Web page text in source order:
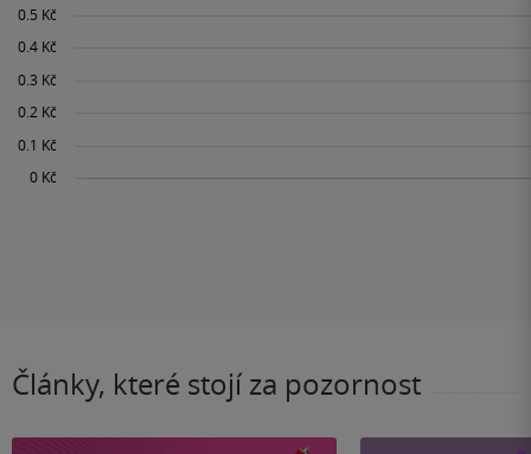
Články, které stojí za pozornost